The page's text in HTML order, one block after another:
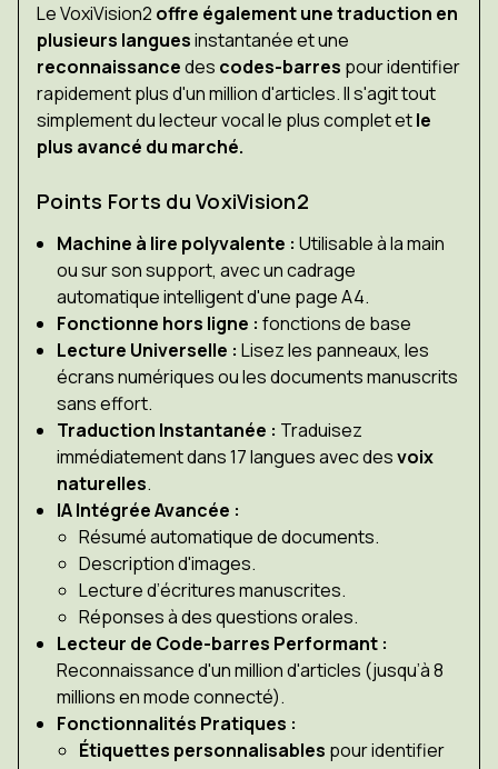
Le VoxiVision2 offre également une traduction en
plusieurs languesinstantanée et une
reconnaissancedes codes-barres pour identifier
rapidement plus d'un million d'articles. Il s'agit tout
simplement du lecteur vocal le plus complet etle
plus avancé du marché.
Points Forts du VoxiVision2
Machine à lire polyvalente : Utilisable à la main
ou sur son support, avec un cadrage
automatique intelligent d'une page A4.
Fonctionne hors ligne :fonctions de base
Lecture Universelle : Lisez les panneaux, les
écrans numériques ou les documents manuscrits
sans effort.
Traduction Instantanée : Traduisez
immédiatement dans 17 langues avec desvoix
naturelles.
IA Intégrée Avancée :
Résumé automatique de documents.
Description d'images.
Lecture d’écritures manuscrites.
Réponses à des questions orales.
Lecteur de Code-barres Performant :
Reconnaissance d'un million d'articles (jusqu’à 8
millions en mode connecté).
Fonctionnalités Pratiques :
Étiquettes personnalisables pour identifier